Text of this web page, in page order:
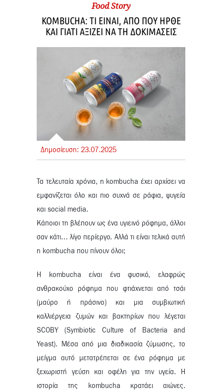
Food Story
KOMBUCHA: ΤΙ ΕΙΝΑΙ, ΑΠΟ ΠΟΥ ΉΡΘΕ
ΚΑΙ ΓΙΑΤΙ ΑΞΙΖΕΙ ΝΑ ΤΗ ΔΟΚΙΜΑΣΕΙΣ
Δημοσίευση: 23.07.2025
Τα τελευταία χρόνια, η kombucha έχει αρχίσει να
εμφανίζεται όλο και πιο συχνά σε ράφια, ψυγεία
και social media.
Κάποιοι τη βλέπουν ως ένα υγιεινό ρόφημα, άλλοι
σαν κάτι… λίγο περίεργο. Αλλά τι είναι τελικά αυτή
η kombucha που πίνουν όλοι;
Η kombucha είναι ένα φυσικό, ελαφρώς
ανθρακούχο ρόφημα που φτιάχνεται από τσάι
(μαύρο ή πράσινο) και μια συμβιωτική
καλλιέργεια ζυμών και βακτηρίων που λέγεται
SCOBY (Symbiotic Culture of Bacteria and
Yeast). Μέσα από μια διαδικασία ζύμωσης, το
μείγμα αυτό μετατρέπεται σε ένα ρόφημα με
ξεχωριστή γεύση και οφέλη για την υγεία. Η
ιστορία της kombucha κρατάει αιώνες.